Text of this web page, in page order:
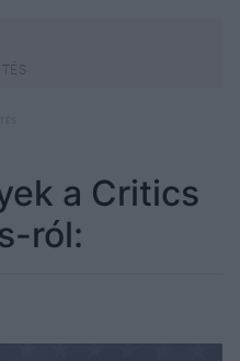
a Critics
ról: